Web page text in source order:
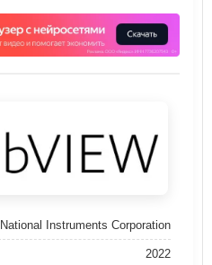
National Instruments Corporation
2022